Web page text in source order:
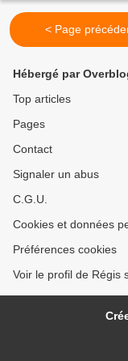
< Page
Hébergé par
Top articles
Pages
Contact
Signaler un abus
C.G.U.
Cookies et données
Préférences cookies
Voir le profil de Régis